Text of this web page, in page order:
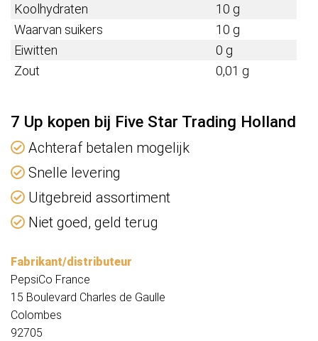
Koolhydraten
10 g
Waarvan suikers
10 g
Eiwitten
0 g
Zout
0,01 g
7 Up kopen bij Five Star Trading Holland
Achteraf betalen mogelijk
Snelle levering
Uitgebreid assortiment
Niet goed, geld terug
Fabrikant/distributeur
PepsiCo France
15 Boulevard Charles de Gaulle
Colombes
92705